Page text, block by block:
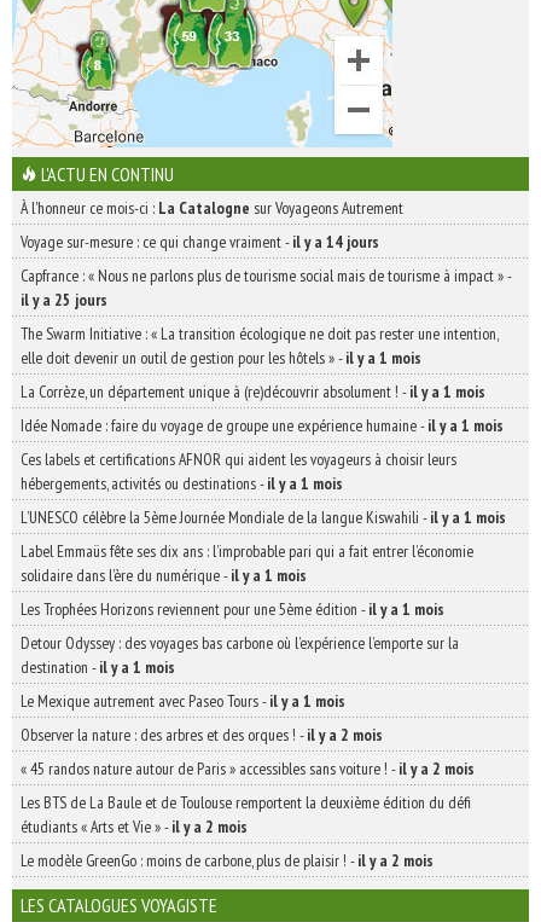
L'ACTU EN CONTINU
À l'honneur ce mois-ci : La Catalogne sur Voyageons Autrement
Voyage sur-mesure : ce qui change vraiment-il y a 14 jours
Capfrance : « Nous ne parlons plus de tourisme social mais de tourisme à impact »-
il y a 25 jours
The Swarm Initiative : « La transition écologique ne doit pas rester une intention,
elle doit devenir un outil de gestion pour les hôtels »-il y a 1 mois
La Corrèze, un département unique à (re)découvrir absolument ! -il y a 1 mois
Idée Nomade : faire du voyage de groupe une expérience humaine-il y a 1 mois
Ces labels et certifications AFNOR qui aident les voyageurs à choisir leurs
hébergements, activités ou destinations-il y a 1 mois
L’UNESCO célèbre la 5ème Journée Mondiale de la langue Kiswahili -il y a 1 mois
Label Emmaüs fête ses dix ans : l’improbable pari qui a fait entrer l’économie
solidaire dans l’ère du numérique-il y a 1 mois
Les Trophées Horizons reviennent pour une 5ème édition -il y a 1 mois
Detour Odyssey : des voyages bas carbone où l’expérience l’emporte sur la
destination -il y a 1 mois
Le Mexique autrement avec Paseo Tours-il y a 1 mois
Observer la nature : des arbres et des orques ! -il y a 2 mois
« 45 randos nature autour de Paris » accessibles sans voiture ! -il y a 2 mois
Les BTS de La Baule et de Toulouse remportent la deuxième édition du défi
étudiants « Arts et Vie »-il y a 2 mois
Le modèle GreenGo : moins de carbone, plus de plaisir ! -il y a 2 mois
LES CATALOGUES VOYAGISTE